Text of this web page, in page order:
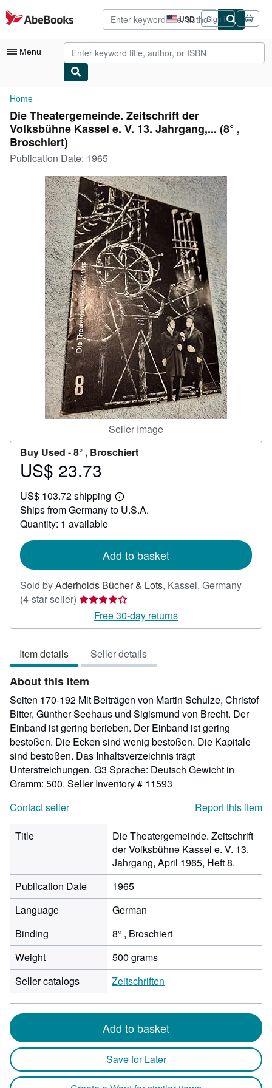
Skip to main content
AbeBooks.com USD
Site
shopping
preferences
Sign in
Menu
My Account
My Purchases
Advanced Search
Browse Collections
Rare Books
Art & Collectibles
Textbooks
Start Selling
CLOSE
Home
Die Theatergemeinde. Zeitschrift der
Volksbühne Kassel e. V. 13. Jahrgang,... (8° ,
Broschiert)
Publication Date: 1965
Seller Image
Buy Used -8° , Broschiert
Price
23.73
US$ 23.73
US$ 103.72 shipping
Learn
more
Ships from Germany to U.S.A.
Quantity: 1 available
Add to basket
Sold byAderholds Bücher & Lots, Kassel, Germany
(4-star seller) Seller
rating
4
5
stars
Free 30-day returns
Item details Seller details
About this Item
Seiten 170-192 Mit Beiträgen von Martin Schulze, Christof
Bitter, Günther Seehaus und Sigismund von Brecht. Der
Einband ist gering berieben. Der Einband ist gering
bestoßen. Die Ecken sind wenig bestoßen. Die Kapitale
sind bestoßen. Das Inhaltsverzeichnis trägt
Unterstreichungen. G3 Sprache: Deutsch Gewicht in
Gramm: 500. Seller Inventory # 11593
Contact seller
Report this item
Title
Die Theatergemeinde. Zeitschrift
der Volksbühne Kassel e. V. 13.
Jahrgang, April 1965, Heft 8.
Publication Date
1965
Language
German
Binding
8° , Broschiert
Weight
500 grams
Seller catalogs
Zeitschriften
Add to basket
Save for Later